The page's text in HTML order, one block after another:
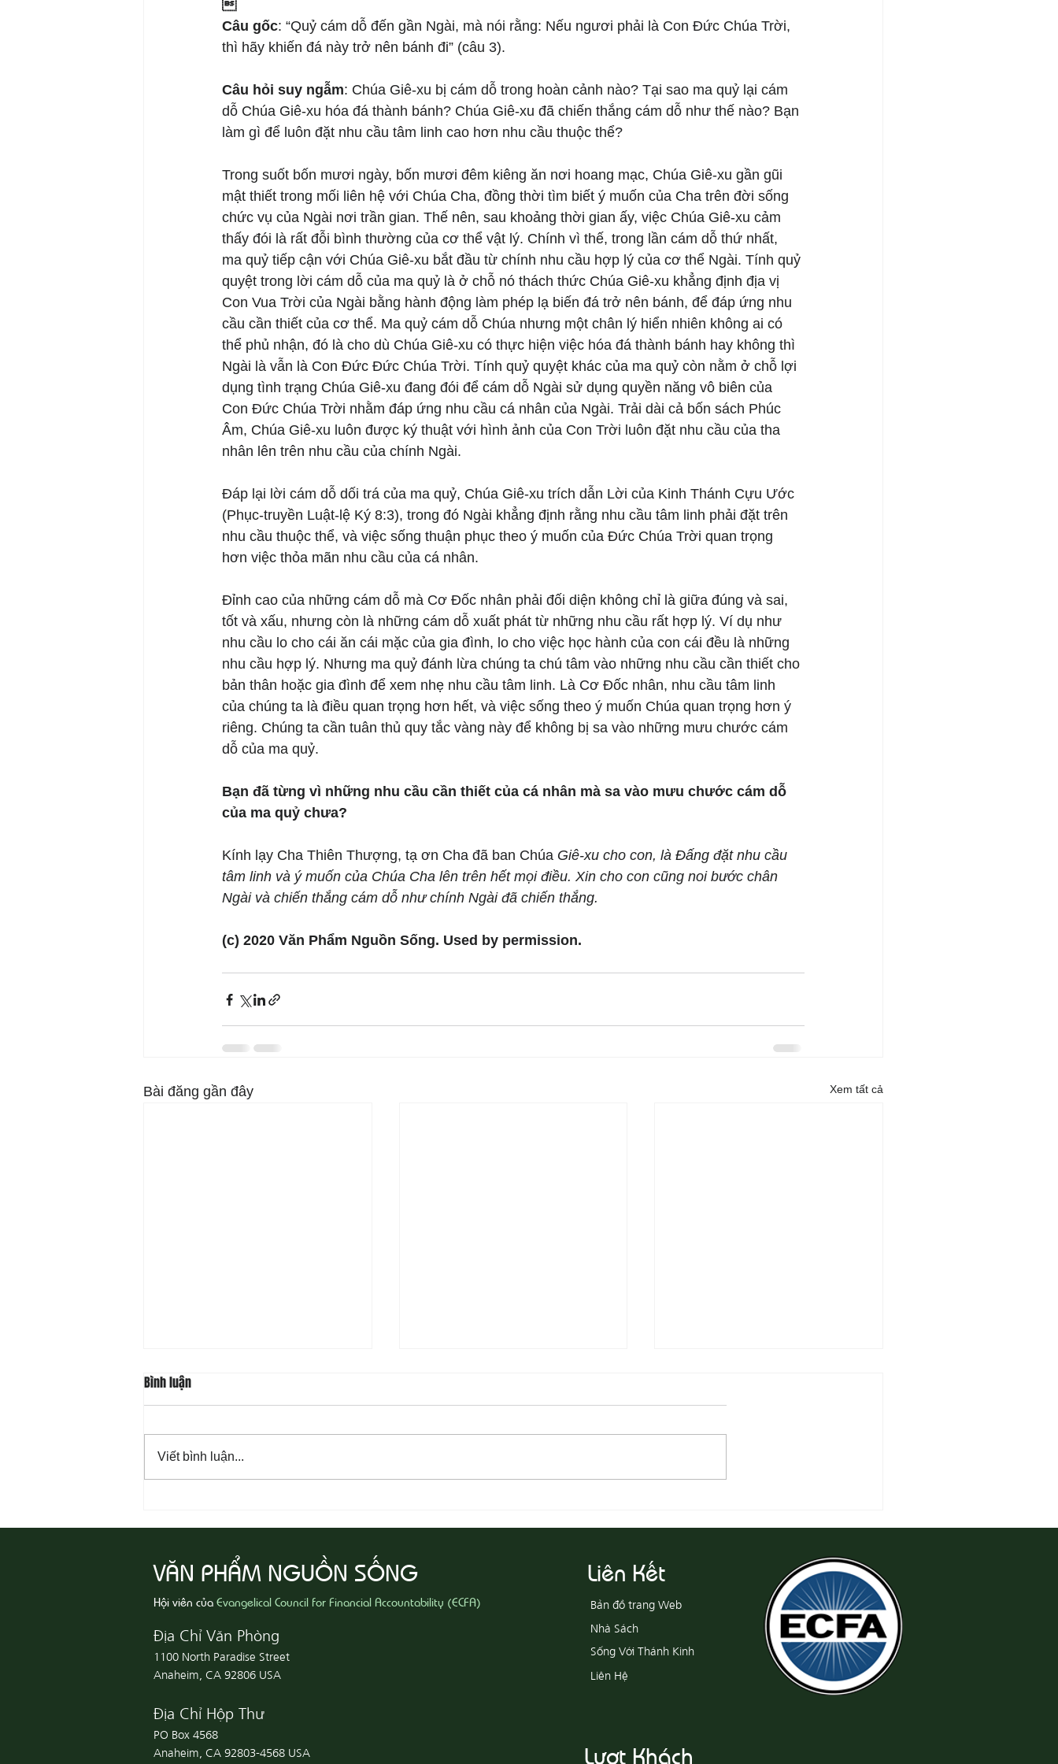

Câu gốc: “Quỷ cám dỗ đến gần Ngài, mà nói rằng: Nếu ngươi phải là Con Đức Chúa Trời,
thì hãy khiến đá này trở nên bánh đi” (câu 3).
Câu hỏi suy ngẫm: Chúa Giê-xu bị cám dỗ trong hoàn cảnh nào? Tại sao ma quỷ lại cám
dỗ Chúa Giê-xu hóa đá thành bánh? Chúa Giê-xu đã chiến thắng cám dỗ như thế nào? Bạn
làm gì để luôn đặt nhu cầu tâm linh cao hơn nhu cầu thuộc thể?
Trong suốt bốn mươi ngày, bốn mươi đêm kiêng ăn nơi hoang mạc, Chúa Giê-xu gần gũi
mật thiết trong mối liên hệ với Chúa Cha, đồng thời tìm biết ý muốn của Cha trên đời sống
chức vụ của Ngài nơi trần gian. Thế nên, sau khoảng thời gian ấy, việc Chúa Giê-xu cảm
thấy đói là rất đỗi bình thường của cơ thể vật lý. Chính vì thế, trong lần cám dỗ thứ nhất,
ma quỷ tiếp cận với Chúa Giê-xu bắt đầu từ chính nhu cầu hợp lý của cơ thể Ngài. Tính quỷ
quyệt trong lời cám dỗ của ma quỷ là ở chỗ nó thách thức Chúa Giê-xu khẳng định địa vị
Con Vua Trời của Ngài bằng hành động làm phép lạ biến đá trở nên bánh, để đáp ứng nhu
cầu cần thiết của cơ thể. Ma quỷ cám dỗ Chúa nhưng một chân lý hiển nhiên không ai có
thể phủ nhận, đó là cho dù Chúa Giê-xu có thực hiện việc hóa đá thành bánh hay không thì
Ngài là vẫn là Con Đức Đức Chúa Trời. Tính quỷ quyệt khác của ma quỷ còn nằm ở chỗ lợi
dụng tình trạng Chúa Giê-xu đang đói để cám dỗ Ngài sử dụng quyền năng vô biên của
Con Đức Chúa Trời nhằm đáp ứng nhu cầu cá nhân của Ngài. Trải dài cả bốn sách Phúc
Âm, Chúa Giê-xu luôn được ký thuật với hình ảnh của Con Trời luôn đặt nhu cầu của tha
nhân lên trên nhu cầu của chính Ngài.
Đáp lại lời cám dỗ dối trá của ma quỷ, Chúa Giê-xu trích dẫn Lời của Kinh Thánh Cựu Ước
(Phục-truyền Luật-lệ Ký 8:3), trong đó Ngài khẳng định rằng nhu cầu tâm linh phải đặt trên
nhu cầu thuộc thể, và việc sống thuận phục theo ý muốn của Đức Chúa Trời quan trọng
hơn việc thỏa mãn nhu cầu của cá nhân.
Đỉnh cao của những cám dỗ mà Cơ Đốc nhân phải đối diện không chỉ là giữa đúng và sai,
tốt và xấu, nhưng còn là những cám dỗ xuất phát từ những nhu cầu rất hợp lý. Ví dụ như
nhu cầu lo cho cái ăn cái mặc của gia đình, lo cho việc học hành của con cái đều là những
nhu cầu hợp lý. Nhưng ma quỷ đánh lừa chúng ta chú tâm vào những nhu cầu cần thiết cho
bản thân hoặc gia đình để xem nhẹ nhu cầu tâm linh. Là Cơ Đốc nhân, nhu cầu tâm linh
của chúng ta là điều quan trọng hơn hết, và việc sống theo ý muốn Chúa quan trọng hơn ý
riêng. Chúng ta cần tuân thủ quy tắc vàng này để không bị sa vào những mưu chước cám
dỗ của ma quỷ.
Bạn đã từng vì những nhu cầu cần thiết của cá nhân mà sa vào mưu chước cám dỗ
của ma quỷ chưa?
Kính lạy Cha Thiên Thượng, tạ ơn Cha đã ban Chúa Giê-xu cho con, là Đấng đặt nhu cầu
tâm linh và ý muốn của Chúa Cha lên trên hết mọi điều. Xin cho con cũng noi bước chân
Ngài và chiến thắng cám dỗ như chính Ngài đã chiến thắng.
(c) 2020 Văn Phẩm Nguồn Sống. Used by permission.
Bài đăng gần đây Xem tất cả
Ác
Bình luận
Viết bình luận...
VĂN PHẨM NGUỒN SỐNG
Hội viên củaEvangelical Council for Financial Accountability (ECFA)
Địa Chỉ Văn Phòng
1100 North Paradise Street
Anaheim, CA 92806 USA
Địa Chỉ Hộp Thư
PO Box 4568
Anaheim, CA 92803-4568 USA
Liên Kết
Bản đồ trang Web
Nhà Sách
Sống Với Thánh Kinh
Liên Hệ
Lượt Khách